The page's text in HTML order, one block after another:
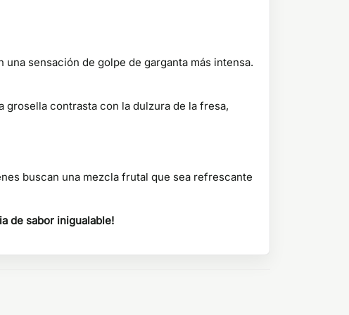
sensación de golpe de garganta más intensa.
contrasta con la dulzura de la fresa,
buscan una mezcla frutal que sea refrescante
de sabor inigualable!